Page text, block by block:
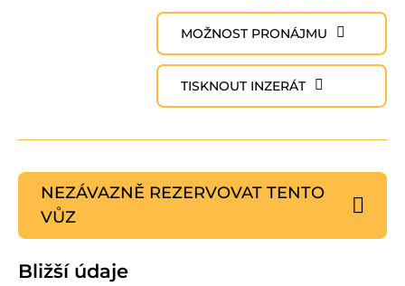
MOŽNOST PRONÁJMU
TISKNOUT INZERÁT
NEZÁVAZNĚ REZERVOVAT TENTO
VŮZ
Bližší údaje